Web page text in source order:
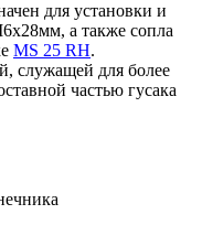
для установки и
а также сопла
MS 25 RH.
служащей для более
частью гусака